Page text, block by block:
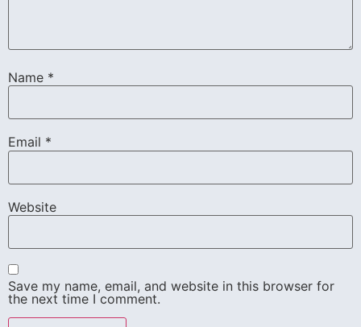
Name *
Email *
Website
Save my name, email, and website in this browser for
the next time I comment.